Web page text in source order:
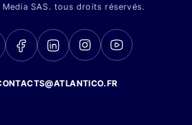
SAS. tous droits réservés.